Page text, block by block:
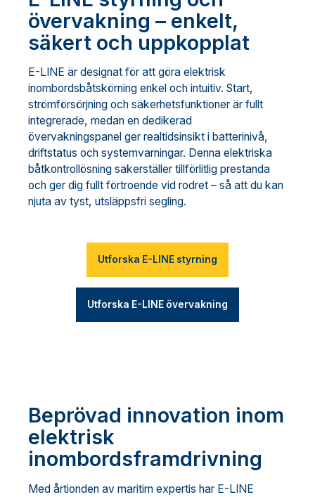
övervakning – enkelt,
säkert och uppkopplat
E-LINE är designat för att göra elektrisk
inombordsbåtskörning enkel och intuitiv. Start,
strömförsörjning och säkerhetsfunktioner är fullt
integrerade, medan en dedikerad
övervakningspanel ger realtidsinsikt i batterinivå,
driftstatus och systemvarningar. Denna elektriska
båtkontrollösning säkerställer tillförlitlig prestanda
och ger dig fullt förtroende vid rodret – så att du kan
njuta av tyst, utsläppsfri segling.
Utforska E-LINE styrning
Utforska E-LINE övervakning
Beprövad innovation inom
elektrisk
inombordsframdrivning
Med årtionden av maritim expertis har E-LINE